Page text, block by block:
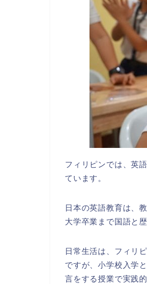
フィリピンでは、英
ています。
日本の英語教育は、
大学卒業まで国語と
日常生活は、フィリ
ですが、小学校入学
言をする授業で実践